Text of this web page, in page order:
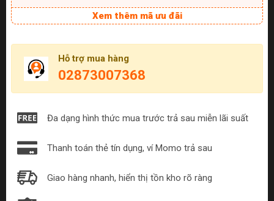
Xem thêm mã ưu đãi
Hỗ trợ mua hàng
02873007368
Đa dạng hình thức mua trước trả sau miễn lãi suất
Thanh toán thẻ tín dụng, ví Momo trả sau
Giao hàng nhanh, hiển thị tồn kho rõ ràng